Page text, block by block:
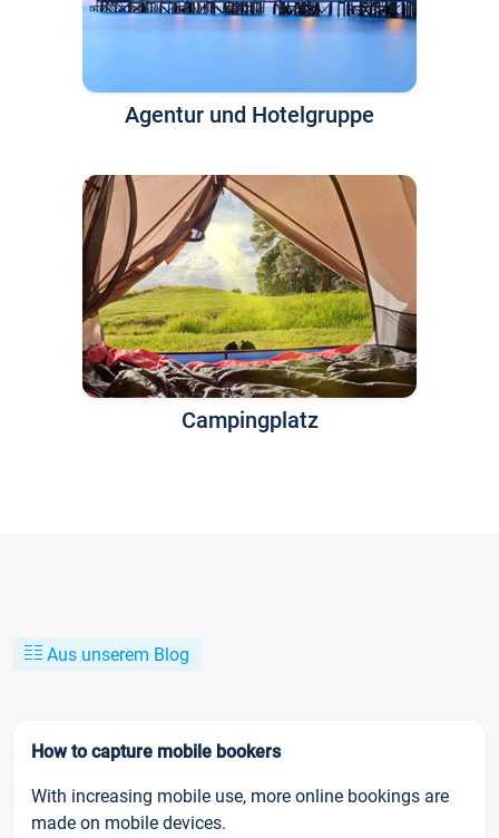
Agentur und Hotelgruppe
Campingplatz
Aus unserem Blog
How to capture mobile bookers
With increasing mobile use, more online bookings are
made on mobile devices.